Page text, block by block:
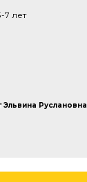
7 лет
Эльвина Руслановна